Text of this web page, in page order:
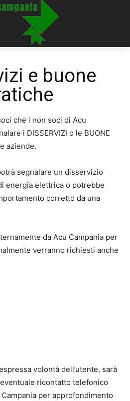
e buone
che i non soci di Acu
i DISSERVIZI o le BUONE
aziende.
segnalare un disservizio
energia elettrica o potrebbe
corretto da una
da Acu Campania per
verranno richiesti anche
volontà dell’utente, sarà
ricontatto telefonico
per approfondimento